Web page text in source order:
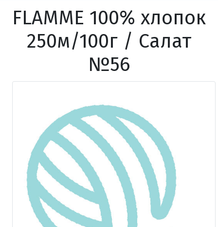
FLAMME 100% хлопок
250м/100г / Салат
№56